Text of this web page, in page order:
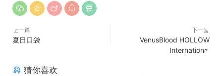
上一篇
夏日口袋
下一篇
VenusBlood HOLLOW
International
猜你喜欢